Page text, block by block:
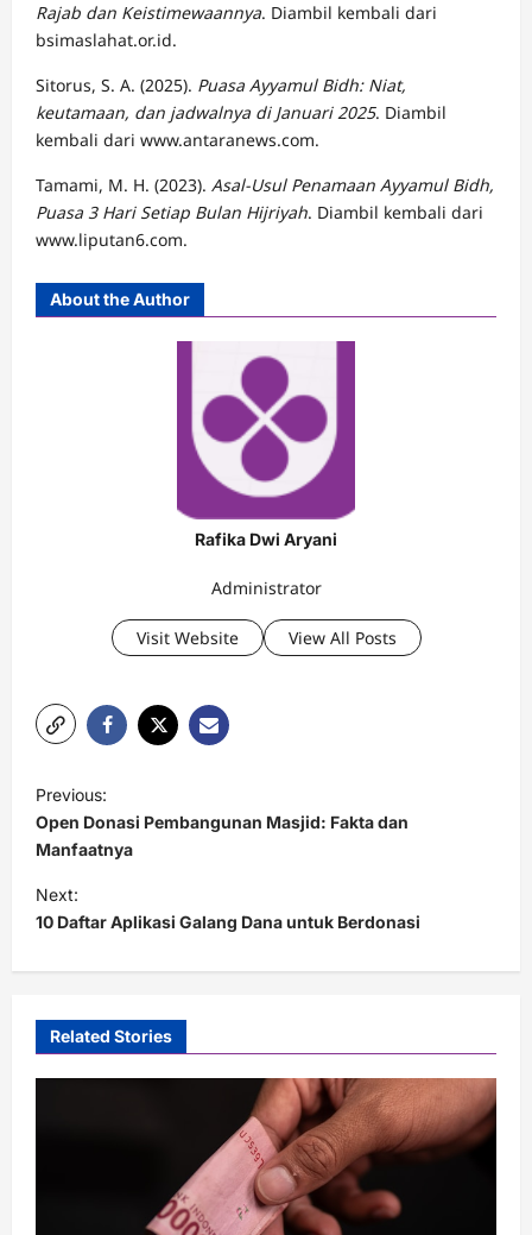
Rajab dan Keistimewaannya. Diambil kembali dari
bsimaslahat.or.id.
Sitorus, S. A. (2025). Puasa Ayyamul Bidh: Niat,
keutamaan, dan jadwalnya di Januari 2025. Diambil
kembali dari www.antaranews.com.
Tamami, M. H. (2023). Asal-Usul Penamaan Ayyamul Bidh,
Puasa 3 Hari Setiap Bulan Hijriyah. Diambil kembali dari
www.liputan6.com.
About the Author
Rafika Dwi Aryani
Administrator
Visit Website View All Posts
P
o
s
t
n
a
g
Previous:
Open Donasi Pembangunan Masjid: Fakta dan
Manfaatnya
Next:
10 Daftar Aplikasi Galang Dana untuk Berdonasi
Related Stories